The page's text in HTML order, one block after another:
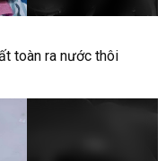
toàn ra nước thôi